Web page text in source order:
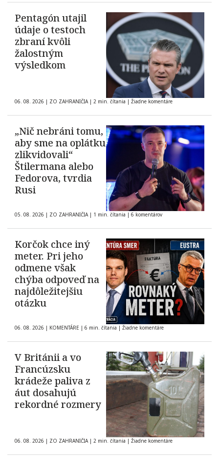
Pentagón utajil
údaje o testoch
zbraní kvôli
žalostným
výsledkom
06. 08. 2026 | ZO ZAHRANIČIA | 2 min. čítania | Žiadne komentáre
„Nič nebráni tomu,
aby sme na oplátku
zlikvidovali“
Štilermana alebo
Fedorova, tvrdia
Rusi
05. 08. 2026 | ZO ZAHRANIČIA | 1 min. čítania | 6 komentárov
Korčok chce iný
meter. Pri jeho
odmene však
chýba odpoveď na
najdôležitejšiu
otázku
06. 08. 2026 | KOMENTÁRE | 6 min. čítania | Žiadne komentáre
V Británii a vo
Francúzsku
krádeže paliva z
áut dosahujú
rekordné rozmery
06. 08. 2026 | ZO ZAHRANIČIA | 2 min. čítania | Žiadne komentáre